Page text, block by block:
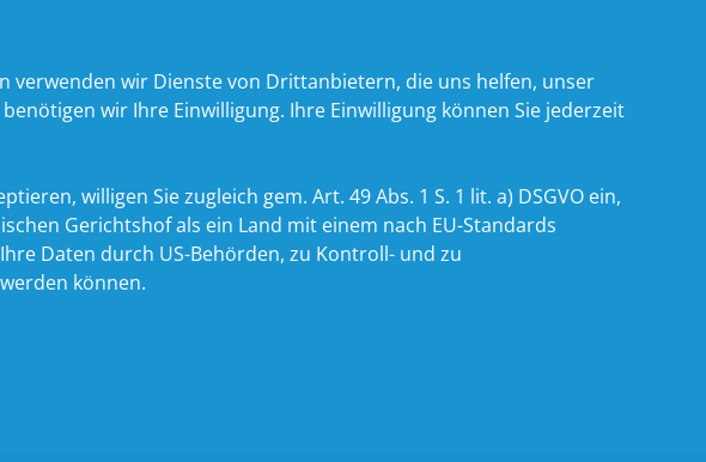
verwenden wir Dienste von Drittanbietern, die uns helfen, unser
wir Ihre Einwilligung. Ihre Einwilligung können Sie jederzeit
willigen Sie zugleich gem. Art. 49 Abs. 1 S. 1 lit. a) DSGVO ein,
Gerichtshof als ein Land mit einem nach EU-Standards
Daten durch US-Behörden, zu Kontroll- und zu
können.